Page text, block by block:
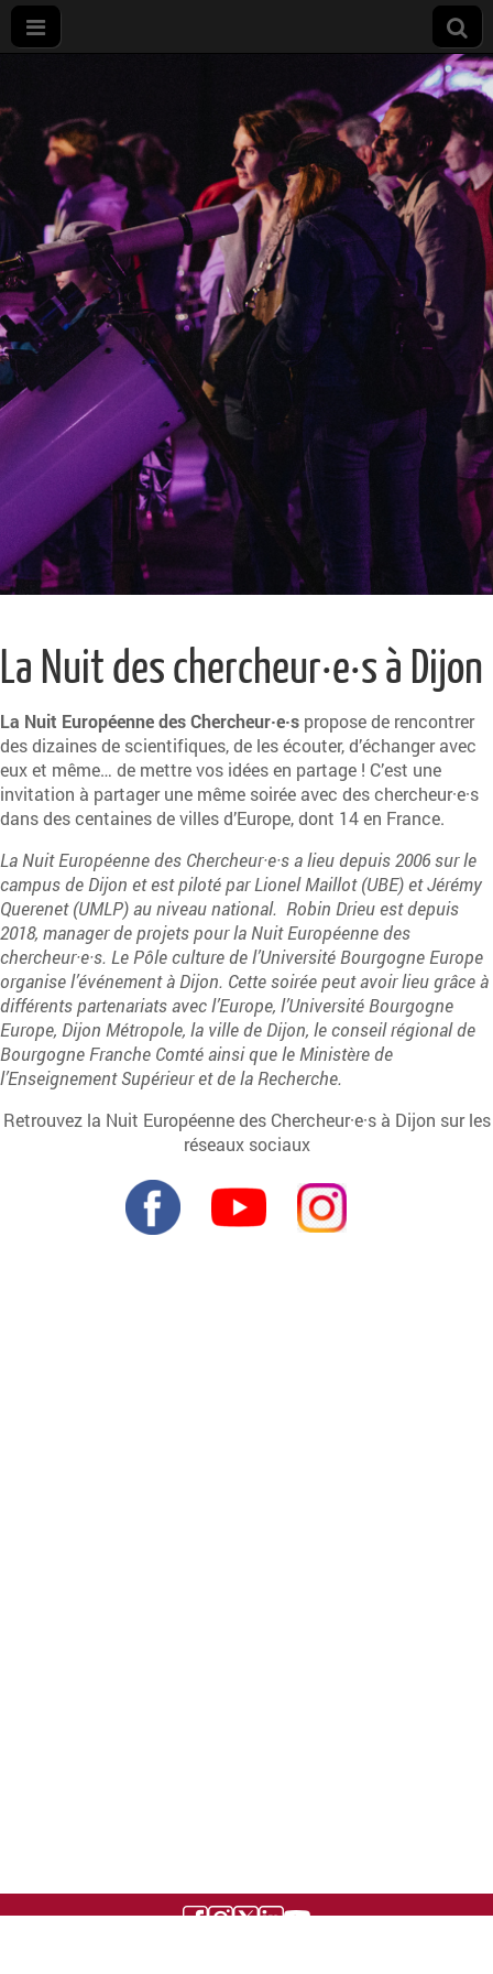
Nuit
européenne
des
chercheurs
à Dijon
La Nuit des chercheur·e·s à Dijon
La Nuit Européenne des Chercheur·e·s propose de rencontrer
des dizaines de scientifiques, de les écouter, d’échanger avec
eux et même… de mettre vos idées en partage ! C’est une
invitation à partager une même soirée avec des chercheur·e·s
dans des centaines de villes d’Europe, dont 14 en France.
La Nuit Européenne des Chercheur·e·s a lieu depuis 2006 sur le
campus de Dijon et est piloté par Lionel Maillot (UBE) et Jérémy
Querenet (UMLP) au niveau national. Robin Drieu est depuis
2018, manager de projets pour la Nuit Européenne des
chercheur·e·s. Le Pôle culture de l’Université Bourgogne Europe
organise l’événement à Dijon. Cette soirée peut avoir lieu grâce à
différents partenariats avec l’Europe, l’Université Bourgogne
Europe, Dijon Métropole, la ville de Dijon, le conseil régional de
Bourgogne Franche Comté ainsi que le Ministère de
l’Enseignement Supérieur et de la Recherche.
Retrouvez la Nuit Européenne des Chercheur·e·s à Dijon sur les
réseaux sociaux